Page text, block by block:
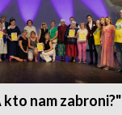
kto nam zabroni?"